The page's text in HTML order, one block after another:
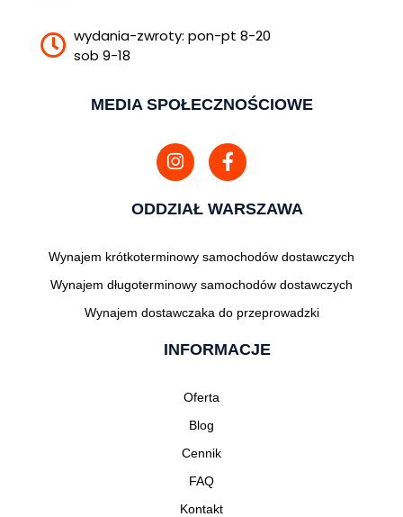
wydania-zwroty: pon-pt 8-20
sob 9-18
MEDIA SPOŁECZNOŚCIOWE
ODDZIAŁ WARSZAWA
Wynajem krótkoterminowy samochodów dostawczych
Wynajem długoterminowy samochodów dostawczych
Wynajem dostawczaka do przeprowadzki
INFORMACJE
Oferta
Blog
Cennik
FAQ
Kontakt